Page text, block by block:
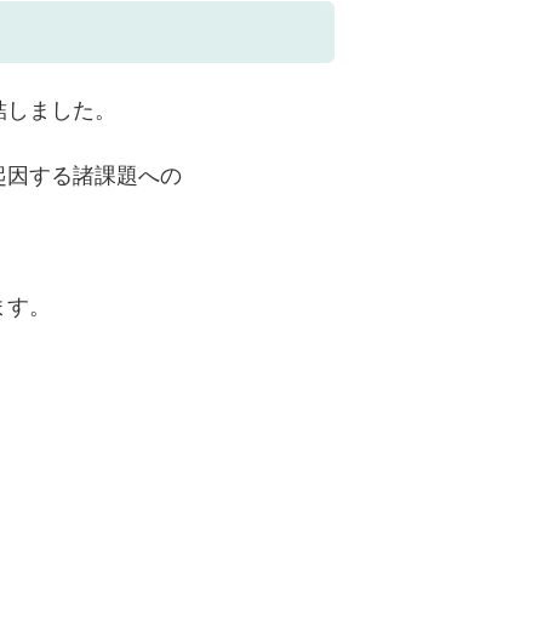
ました。
する諸課題への
。